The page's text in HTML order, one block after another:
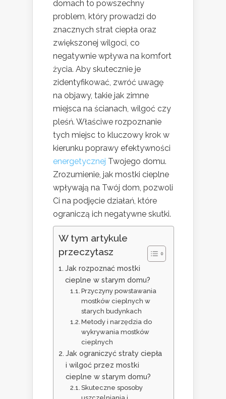
domach to powszechny
problem, który prowadzi do
znacznych strat ciepła oraz
zwiększonej wilgoci, co
negatywnie wpływa na komfort
życia. Aby skutecznie je
zidentyfikować, zwróć uwagę
na objawy, takie jak zimne
miejsca na ścianach, wilgoć czy
pleśń. Właściwe rozpoznanie
tych miejsc to kluczowy krok w
kierunku poprawy efektywności
energetycznej Twojego domu.
Zrozumienie, jak mostki cieplne
wpływają na Twój dom, pozwoli
Ci na podjęcie działań, które
ograniczą ich negatywne skutki.
W tym artykule
przeczytasz
Jak rozpoznać mostki
cieplne w starym domu?
Przyczyny powstawania
mostków cieplnych w
starych budynkach
Metody i narzędzia do
wykrywania mostków
cieplnych
Jak ograniczyć straty ciepła
i wilgoć przez mostki
cieplne w starym domu?
Skuteczne sposoby